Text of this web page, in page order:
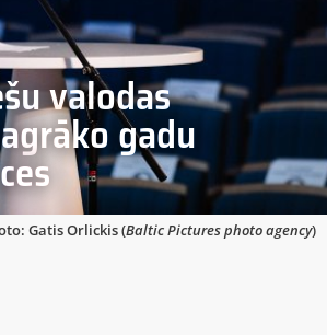
valodas
gadu
Gatis Orlickis (Baltic Pictures photo agency)